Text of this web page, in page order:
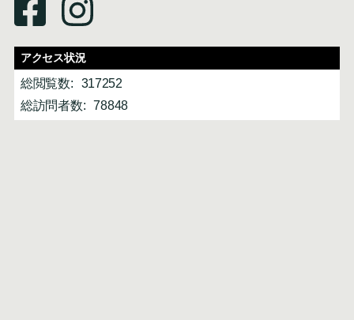
アクセス状況
総閲覧数:
317252
総訪問者数:
78848